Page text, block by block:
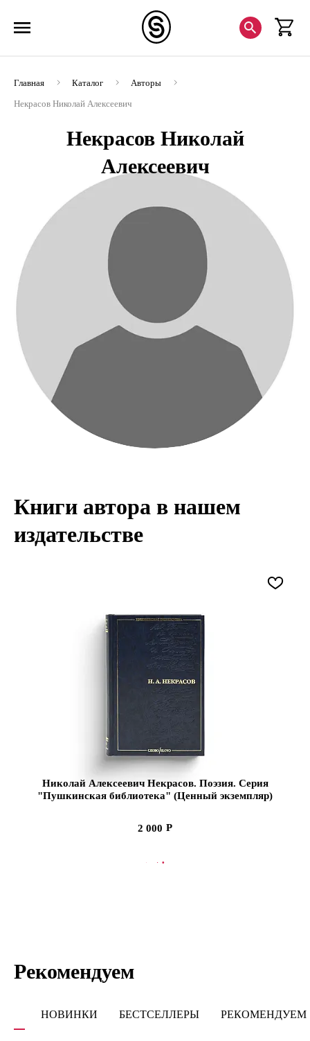
Главная Каталог
Авторы
Некрасов Николай Алексеевич
Некрасов Николай
Алексеевич
Книги автора в нашем
издательстве
Николай Алексеевич Некрасов. Поэзия. Серия
"Пушкинская библиотека" (Ценный экземпляр)
2 000
СООБЩИТЬ О ПОСТУПЛЕНИИ
Рекомендуем
НОВИНКИ БЕСТСЕЛЛЕРЫ РЕКОМЕНДУЕМ